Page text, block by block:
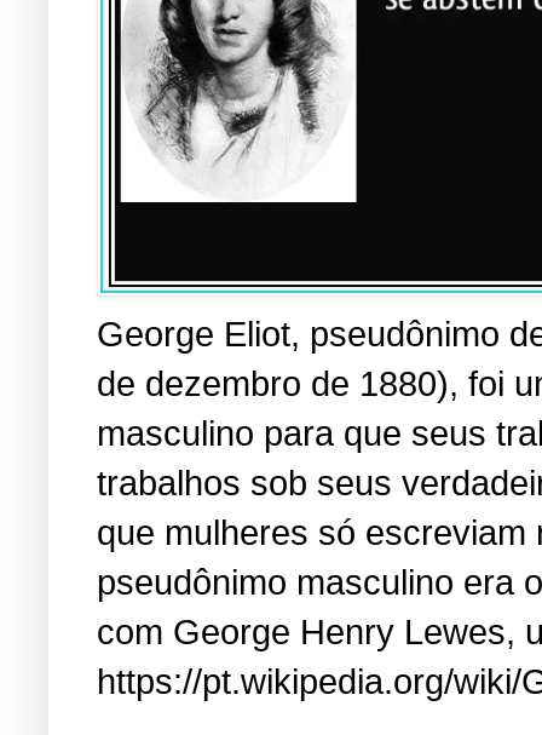
George Eliot, pseudônimo
de dezembro de 1880), foi
masculino para que seus
trabalhos sob seus
que mulheres só
pseudônimo masculino era
com George Henry Lewes,
https://pt.wikipedia.org/wiki/